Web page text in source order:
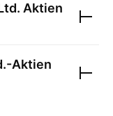
Aktien
-Aktien